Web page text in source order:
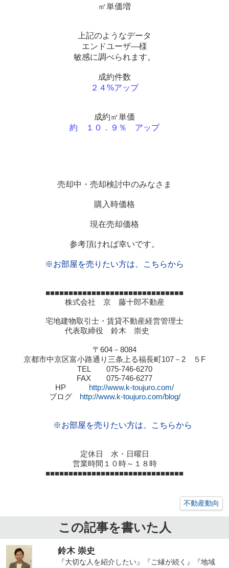
㎡単価増
上記のようなデータ
エンドユーザ―様
敏感に調べられます。
成約件数
２４%アップ
成約㎡単価
約 １０．９％ アップ
売却中・売却検討中のみなさま
購入時価格
現在売却価格
参考頂ければ幸いです。
※お部屋を売りたい方は、こちらから
■■■■■■■■■■■■■■■■■■■■■■■■■■■■■■
株式会社 京 藤十郎不動産
宅地建物取引士・賃貸不動産経営管理士
代表取締役 鈴木 崇史
〒 604 － 8084
京都市中京区富小路通り三条上る福長町107 － 2 ５ F
TEL
075-746-6270
FAX
075-746-6277
HP
http://www.k-toujuro.com/
ブログ
http://www.k-toujuro.com/blog/
※お部屋を売りたい方は、こちらから
定休日 水・日曜日
営業時間１０時～１８時
■■■■■■■■■■■■■■■■■■■■■■■■■■■■■■
不動産動向
この記事を書いた人
鈴木 崇史
『大切な人を紹介したい』『ご縁が続く』『地域